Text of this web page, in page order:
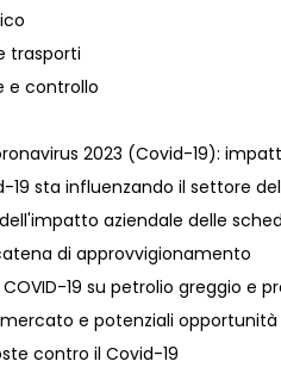
trasporti
e controllo
2023 (Covid-19):
19 sta influenzando il settore
dell'impatto aziendale delle
di approvvigionamento
COVID-19 su petrolio greggio e
mercato e potenziali
contro il Covid-19